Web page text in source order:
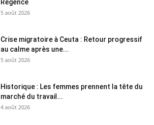
Régence
5 août 2026
Crise migratoire à Ceuta : Retour progressif
au calme après une...
5 août 2026
Historique : Les femmes prennent la tête du
marché du travail...
4 août 2026